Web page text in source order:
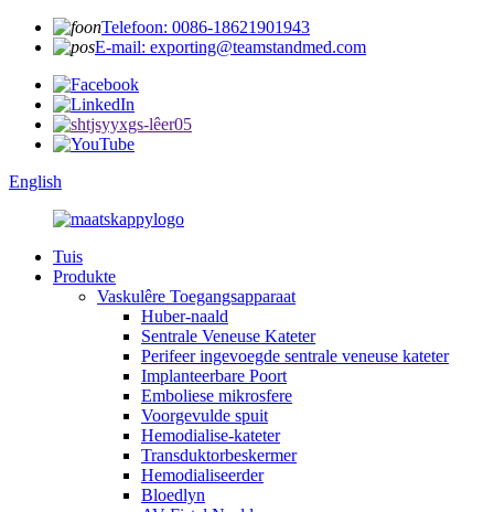
Telefoon: 0086-18621901943
E-mail: exporting@teamstandmed.com
English
Tuis
Produkte
Vaskulêre Toegangsapparaat
Huber-naald
Sentrale Veneuse Kateter
Perifeer ingevoegde sentrale veneuse kateter
Implanteerbare Poort
Emboliese mikrosfere
Voorgevulde spuit
Hemodialise-kateter
Transduktorbeskermer
Hemodialiseerder
Bloedlyn